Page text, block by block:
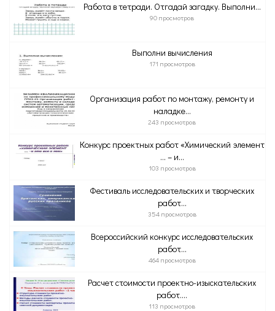
Работа в тетради. Отгадай загадку. Выполни...
90 просмотров
Выполни вычисления
171 просмотров
Организация работ по монтажу, ремонту и
наладке...
243 просмотров
Конкурс проектных работ «Химический элемент
… – и...
103 просмотров
Фестиваль исследовательских и творческих
работ...
354 просмотров
Всероссийский конкурс исследовательских
работ...
464 просмотров
Расчет стоимости проектно-изыскательских
работ....
113 просмотров